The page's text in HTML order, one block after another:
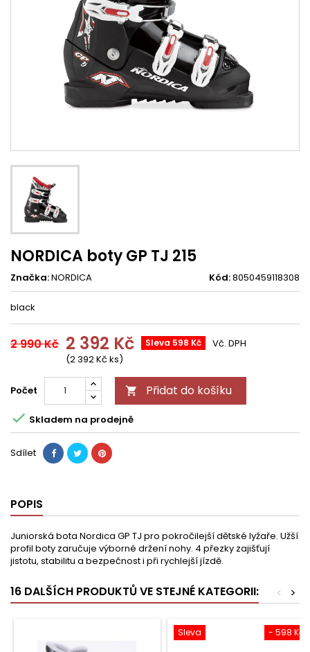
NORDICA boty GP TJ 215
Značka:NORDICA Kód:8050459118308
black
2 990 Kč 2 392 Kč Sleva 598 Kč
(2 392 Kč ks)
Vč. DPH
Počet  Přidat do košíku
 Skladem na prodejně
Sdílet
POPIS
Juniorská bota Nordica GP TJ pro pokročilejší dětské lyžaře. Užší
profil boty zaručuje výborné držení nohy. 4 přezky zajišťují
jistotu, stabilitu a bezpečnost i při rychlejší jízdě.
16 DALŠÍCH PRODUKTŮ VE STEJNÉ KATEGORII: >
<
- 598 Kč
Sleva